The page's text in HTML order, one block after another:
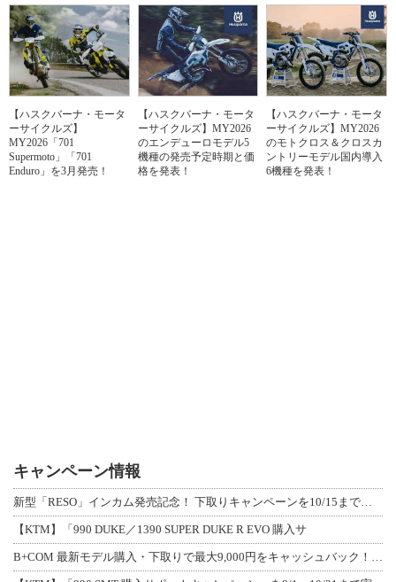
【ハスクバーナ・モータ
ーサイクルズ】
MY2026「701
Supermoto」「701
Enduro」を3月発売！
【ハスクバーナ・モータ
ーサイクルズ】MY2026
のエンデューロモデル5
機種の発売予定時期と価
格を発表！
【ハスクバーナ・モータ
ーサイクルズ】MY2026
のモトクロス＆クロスカ
ントリーモデル国内導入
6機種を発表！
キャンペーン情報
【KTM】「990 DUKE／1390 SUPER DUKE R EVO 購入サ